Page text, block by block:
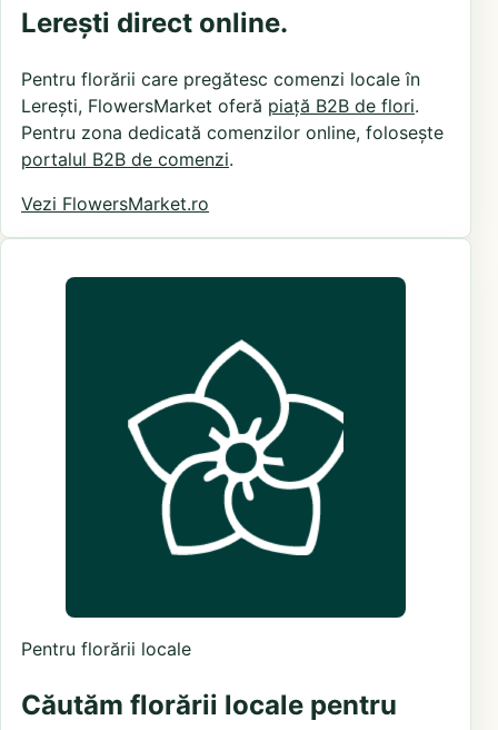
Lerești direct online.
Pentru florării care pregătesc comenzi locale în
Lerești, FlowersMarket oferă piață B2B de flori.
Pentru zona dedicată comenzilor online, folosește
portalul B2B de comenzi.
Vezi FlowersMarket.ro
Pentru florării locale
Căutăm florării locale pentru